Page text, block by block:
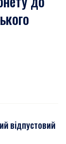
відпустовий